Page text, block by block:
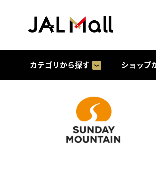
カテゴリから探す ショップ